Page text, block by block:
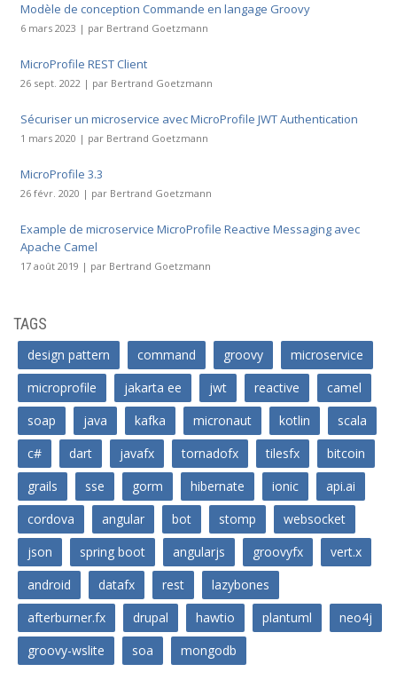
Modèle de conception Commande en langage Groovy
6 mars 2023 | par Bertrand Goetzmann
MicroProfile REST Client
26 sept. 2022 | par Bertrand Goetzmann
Sécuriser un microservice avec MicroProfile JWT Authentication
1 mars 2020 | par Bertrand Goetzmann
MicroProfile 3.3
26 févr. 2020 | par Bertrand Goetzmann
Example de microservice MicroProfile Reactive Messaging avec
Apache Camel
17 août 2019 | par Bertrand Goetzmann
TAGS
design pattern command groovy
microservice
microprofile
jakarta ee jwt reactive
camel
soap
java kafka micronaut kotlin
scala
c#
dart javafx tornadofx tilesfx
bitcoin
grails
sse gorm hibernate ionic
api.ai
cordova
angular bot stomp
websocket
json
spring boot angularjs groovyfx
vert.x
android
datafx rest
lazybones
afterburner.fx
drupal hawtio plantuml
neo4j
groovy-wslite
soa mongodb